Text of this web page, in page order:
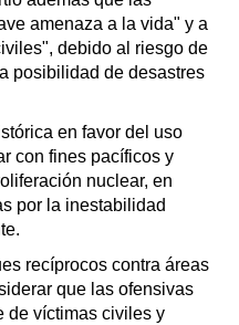
amenaza a la vida" y a
debido al riesgo de
posibilidad de desastres
en favor del uso
con fines pacíficos y
nuclear, en
por la inestabilidad
recíprocos contra áreas
que las ofensivas
de víctimas civiles y